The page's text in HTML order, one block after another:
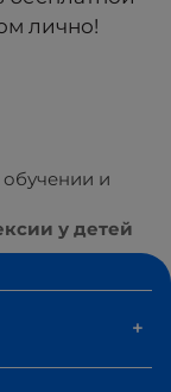
лично!
и
у детей
+